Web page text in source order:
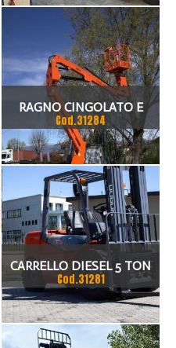
TRASLATORE CARICATORE
RAGNO CINGOLATO E
ASCENSORE A FORBICE
Cod.31284
CARRELLO DIESEL 5 TON
ALTEZZA MAX 4.5M
TRIPLEX
Cod.31281